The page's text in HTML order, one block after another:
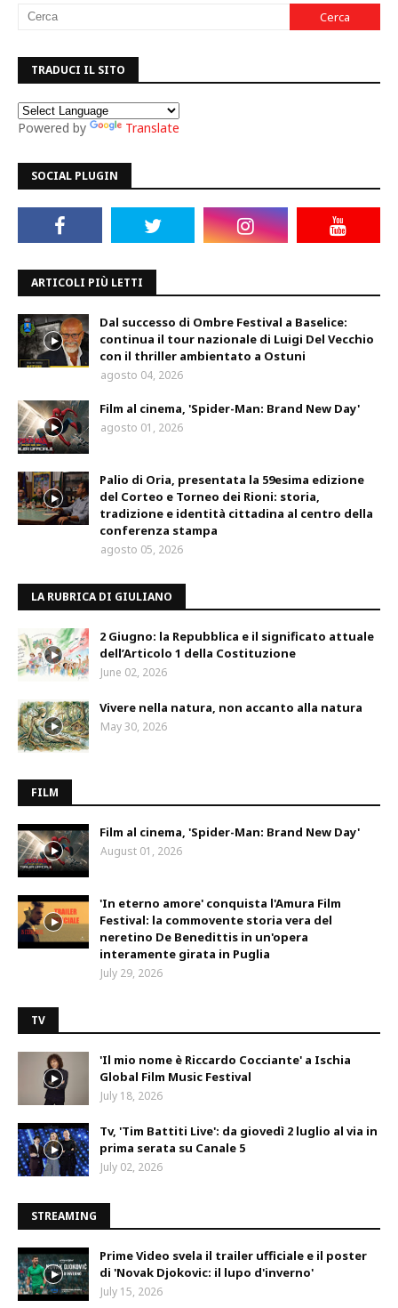
TRADUCI IL SITO
Powered by Translate
SOCIAL PLUGIN
ARTICOLI PIÙ LETTI
Dal successo di Ombre Festival a Baselice:
continua il tour nazionale di Luigi Del Vecchio
con il thriller ambientato a Ostuni
agosto 04, 2026
Film al cinema, 'Spider-Man: Brand New Day'
agosto 01, 2026
Palio di Oria, presentata la 59esima edizione
del Corteo e Torneo dei Rioni: storia,
tradizione e identità cittadina al centro della
conferenza stampa
agosto 05, 2026
LA RUBRICA DI GIULIANO
2 Giugno: la Repubblica e il significato attuale
dell’Articolo 1 della Costituzione
June 02, 2026
Vivere nella natura, non accanto alla natura
May 30, 2026
FILM
Film al cinema, 'Spider-Man: Brand New Day'
August 01, 2026
'In eterno amore' conquista l'Amura Film
Festival: la commovente storia vera del
neretino De Benedittis in un'opera
interamente girata in Puglia
July 29, 2026
TV
'Il mio nome è Riccardo Cocciante' a Ischia
Global Film Music Festival
July 18, 2026
Tv, 'Tim Battiti Live': da giovedì 2 luglio al via in
prima serata su Canale 5
July 02, 2026
STREAMING
Prime Video svela il trailer ufficiale e il poster
di 'Novak Djokovic: il lupo d'inverno'
July 15, 2026